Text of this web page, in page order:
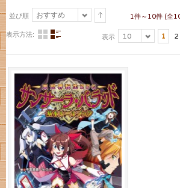
並び順 おすすめ 1件～10件 (全
表示方法: 表示 10 1 2